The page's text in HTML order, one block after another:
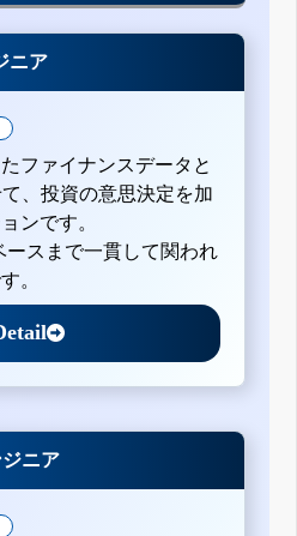
ニア
ファイナンスデータと
、投資の意思決定を加
ンです。
ースまで一貫して関われ
。
ニア